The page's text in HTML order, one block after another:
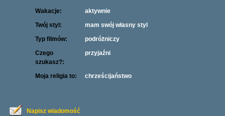
Napisz wiadomość
Wakacje:
aktywnie
Twój styl:
mam swój własny styl
Typ filmów:
podróżniczy
Czego
szukasz?:
przyjaźni
Moja religia to: chrześcijaństwo